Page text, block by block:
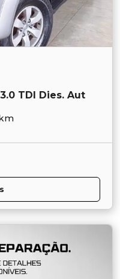
TDI Dies. Aut